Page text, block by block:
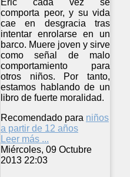
Eric cada vez se
comporta peor, y su vida
cae en desgracia tras
intentar enrolarse en un
barco. Muere joven y sirve
como señal de malo
comportamiento para
otros niños. Por tanto,
estamos hablando de un
libro de fuerte moralidad.
Recomendado para niños
a partir de 12 años
Leer más ...
Miércoles, 09 Octubre
2013 22:03